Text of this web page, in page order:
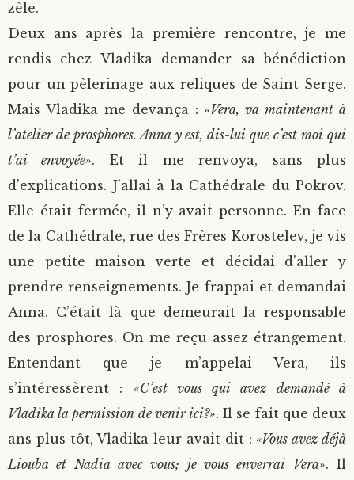
zèle.
Deux ans après la première rencontre, je me
rendis chez Vladika demander sa bénédiction
pour un pèlerinage aux reliques de Saint Serge.
Mais Vladika me devança : «Vera, va maintenant à
l’atelier de prosphores. Anna y est, dis-lui que c’est moi qui
t’ai envoyée». Et il me renvoya, sans plus
d’explications. J’allai à la Cathédrale du Pokrov.
Elle était fermée, il n’y avait personne. En face
de la Cathédrale, rue des Frères Korostelev, je vis
une petite maison verte et décidai d’aller y
prendre renseignements. Je frappai et demandai
Anna. C’était là que demeurait la responsable
des prosphores. On me reçu assez étrangement.
Entendant que je m’appelai Vera, ils
s’intéressèrent : «C’est vous qui avez demandé à
Vladika la permission de venir ici?». Il se fait que deux
ans plus tôt, Vladika leur avait dit :«Vous avez déjà
Liouba et Nadia avec vous; je vous enverrai Vera». Il